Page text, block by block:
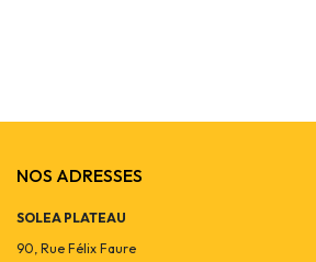
NOS ADRESSES
SOLEA PLATEAU
90, Rue Félix Faure